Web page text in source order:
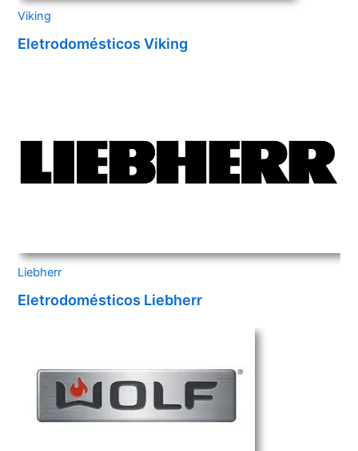
Viking
Eletrodomésticos Viking
Liebherr
Eletrodomésticos Liebherr